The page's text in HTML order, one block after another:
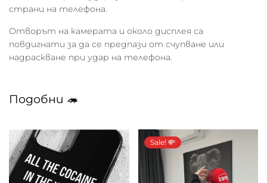
страни на телефона.
Отворът на камерата и около дисплея са
повдигнати за да се предпази от счупване или
надраскване при удар на телефона.
Подобни 🦔
Sale! 💸